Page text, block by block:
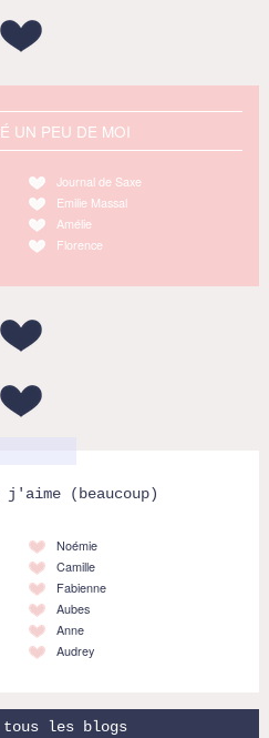
UN PEU DE MOI
Journal de Saxe
Emilie Massal
Amélie
Florence
j'aime (beaucoup)
Noémie
Camille
Fabienne
Aubes
Anne
Audrey
tous les blogs